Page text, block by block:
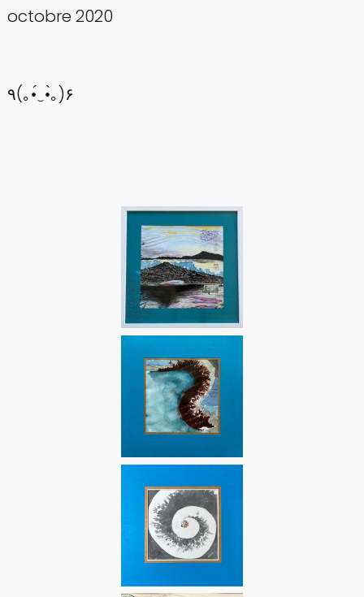
octobre 2020
٩(｡•́‿•̀｡)۶